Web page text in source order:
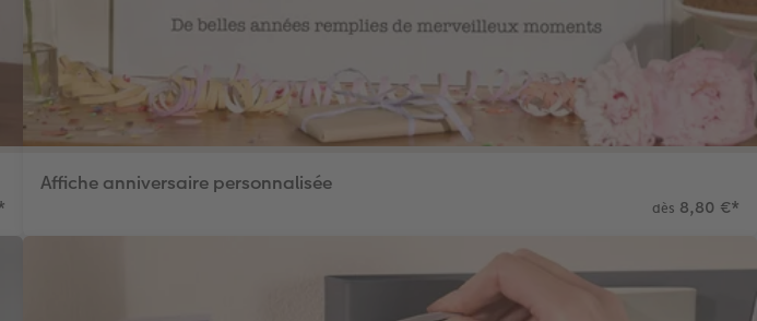
Affiche anniversaire personnalisée
dès 8,80 €*